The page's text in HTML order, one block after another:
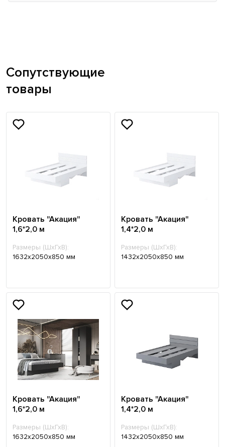
Сопутствующие
товары
Кровать "Акация"
1,6*2,0 м
Размеры (ШхГхВ):
1632x2050x850 мм
Кровать "Акация"
1,4*2,0 м
Размеры (ШхГхВ):
1432x2050x850 мм
Кровать "Акация"
1,6*2,0 м
Размеры (ШхГхВ):
1632x2050x850 мм
Кровать "Акация"
1,4*2,0 м
Размеры (ШхГхВ):
1432x2050x850 мм